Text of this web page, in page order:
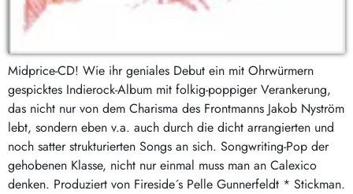
Midprice-CD! Wie ihr geniales Debut ein mit Ohrwürmern
gespicktes Indierock-Album mit folkig-poppiger Verankerung,
das nicht nur von dem Charisma des Frontmanns Jakob Nyström
lebt, sondern eben v.a. auch durch die dicht arrangierten und
noch satter strukturierten Songs an sich. Songwriting-Pop der
gehobenen Klasse, nicht nur einmal muss man an Calexico
denken. Produziert von Fireside´s Pelle Gunnerfeldt * Stickman.